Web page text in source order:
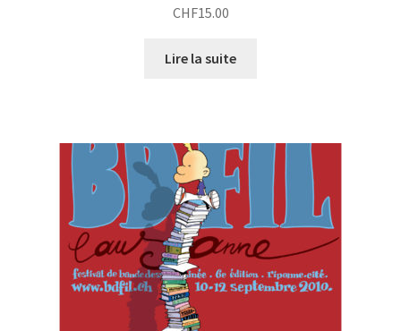
CHF15.00
Lire la suite